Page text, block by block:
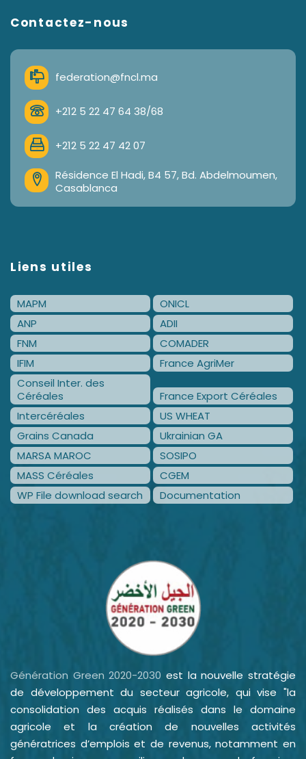
Contactez-nous
federation@fncl.ma
+212 5 22 47 64 38/68
+212 5 22 47 42 07
Résidence El Hadi, B4 57, Bd. Abdelmoumen,
Casablanca
Liens utiles
MAPM
ONICL
ANP
ADII
FNM
COMADER
IFIM
France AgriMer
Conseil Inter. des
Céréales
France Export Céréales
Intercéréales
US WHEAT
Grains Canada
Ukrainian GA
MARSA MAROC
SOSIPO
MASS Céréales
CGEM
WP File download search
Documentation
Génération Green 2020-2030 est la nouvelle stratégie
de développement du secteur agricole, qui vise "la
consolidation des acquis réalisés dans le domaine
agricole et la création de nouvelles activités
génératrices d’emplois et de revenus, notamment en